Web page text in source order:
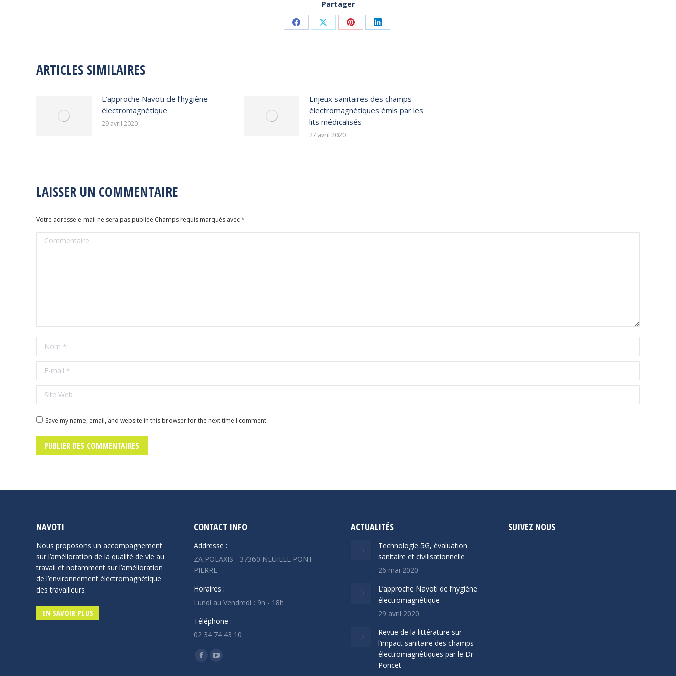
Partager
Share Share Share Share
ARTICLES SIMILAIRES
L’approche Navoti de l’hygiène
électromagnétique
29 avril 2020
Enjeux sanitaires des champs
électromagnétiques émis par les
lits médicalisés
27 avril 2020
LAISSER UN COMMENTAIRE
Votre adresse e-mail ne sera pas publiée Champs requis marqués avec*
Commentaire
Nom *
E-mail *
Site Web
Save my name, email, and website in this browser for the next time I comment.
PUBLIER DES COMMENTAIRES
NAVOTI
Nous proposons un accompagnement
sur l’amélioration de la qualité de vie au
travail et notamment sur l’amélioration
de l’environnement électromagnétique
des travailleurs.
EN SAVOIR PLUS
CONTACT INFO
Addresse :
ZA POLAXIS - 37360 NEUILLE PONT
PIERRE
Horaires :
Lundi au Vendredi : 9h - 18h
Téléphone :
02 34 74 43 10
Trouvez nous sur :
FacebookYouTube
ACTUALITÉS
Technologie 5G, évaluation
sanitaire et civilisationnelle
26 mai 2020
L’approche Navoti de l’hygiène
électromagnétique
29 avril 2020
Revue de la littérature sur
l’impact sanitaire des champs
électromagnétiques par le Dr
Poncet
SUIVEZ NOUS